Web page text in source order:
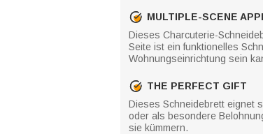
MULTIPLE-SCENE
Dieses Charcuterie-
Seite ist ein funktionelles
Wohnungseinrichtung sein
THE PERFECT GIFT
Dieses Schneidebrett eignet
oder als besondere
sie kümmern.